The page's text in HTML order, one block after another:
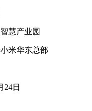
慧产业园
米华东总部
24日